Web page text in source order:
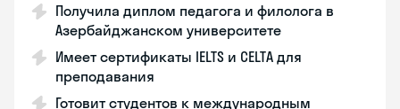
Получила диплом педагога и филолога в
Азербайджанском университете
Имеет сертификаты IELTS и CELTA для
преподавания
Готовит студентов к международным